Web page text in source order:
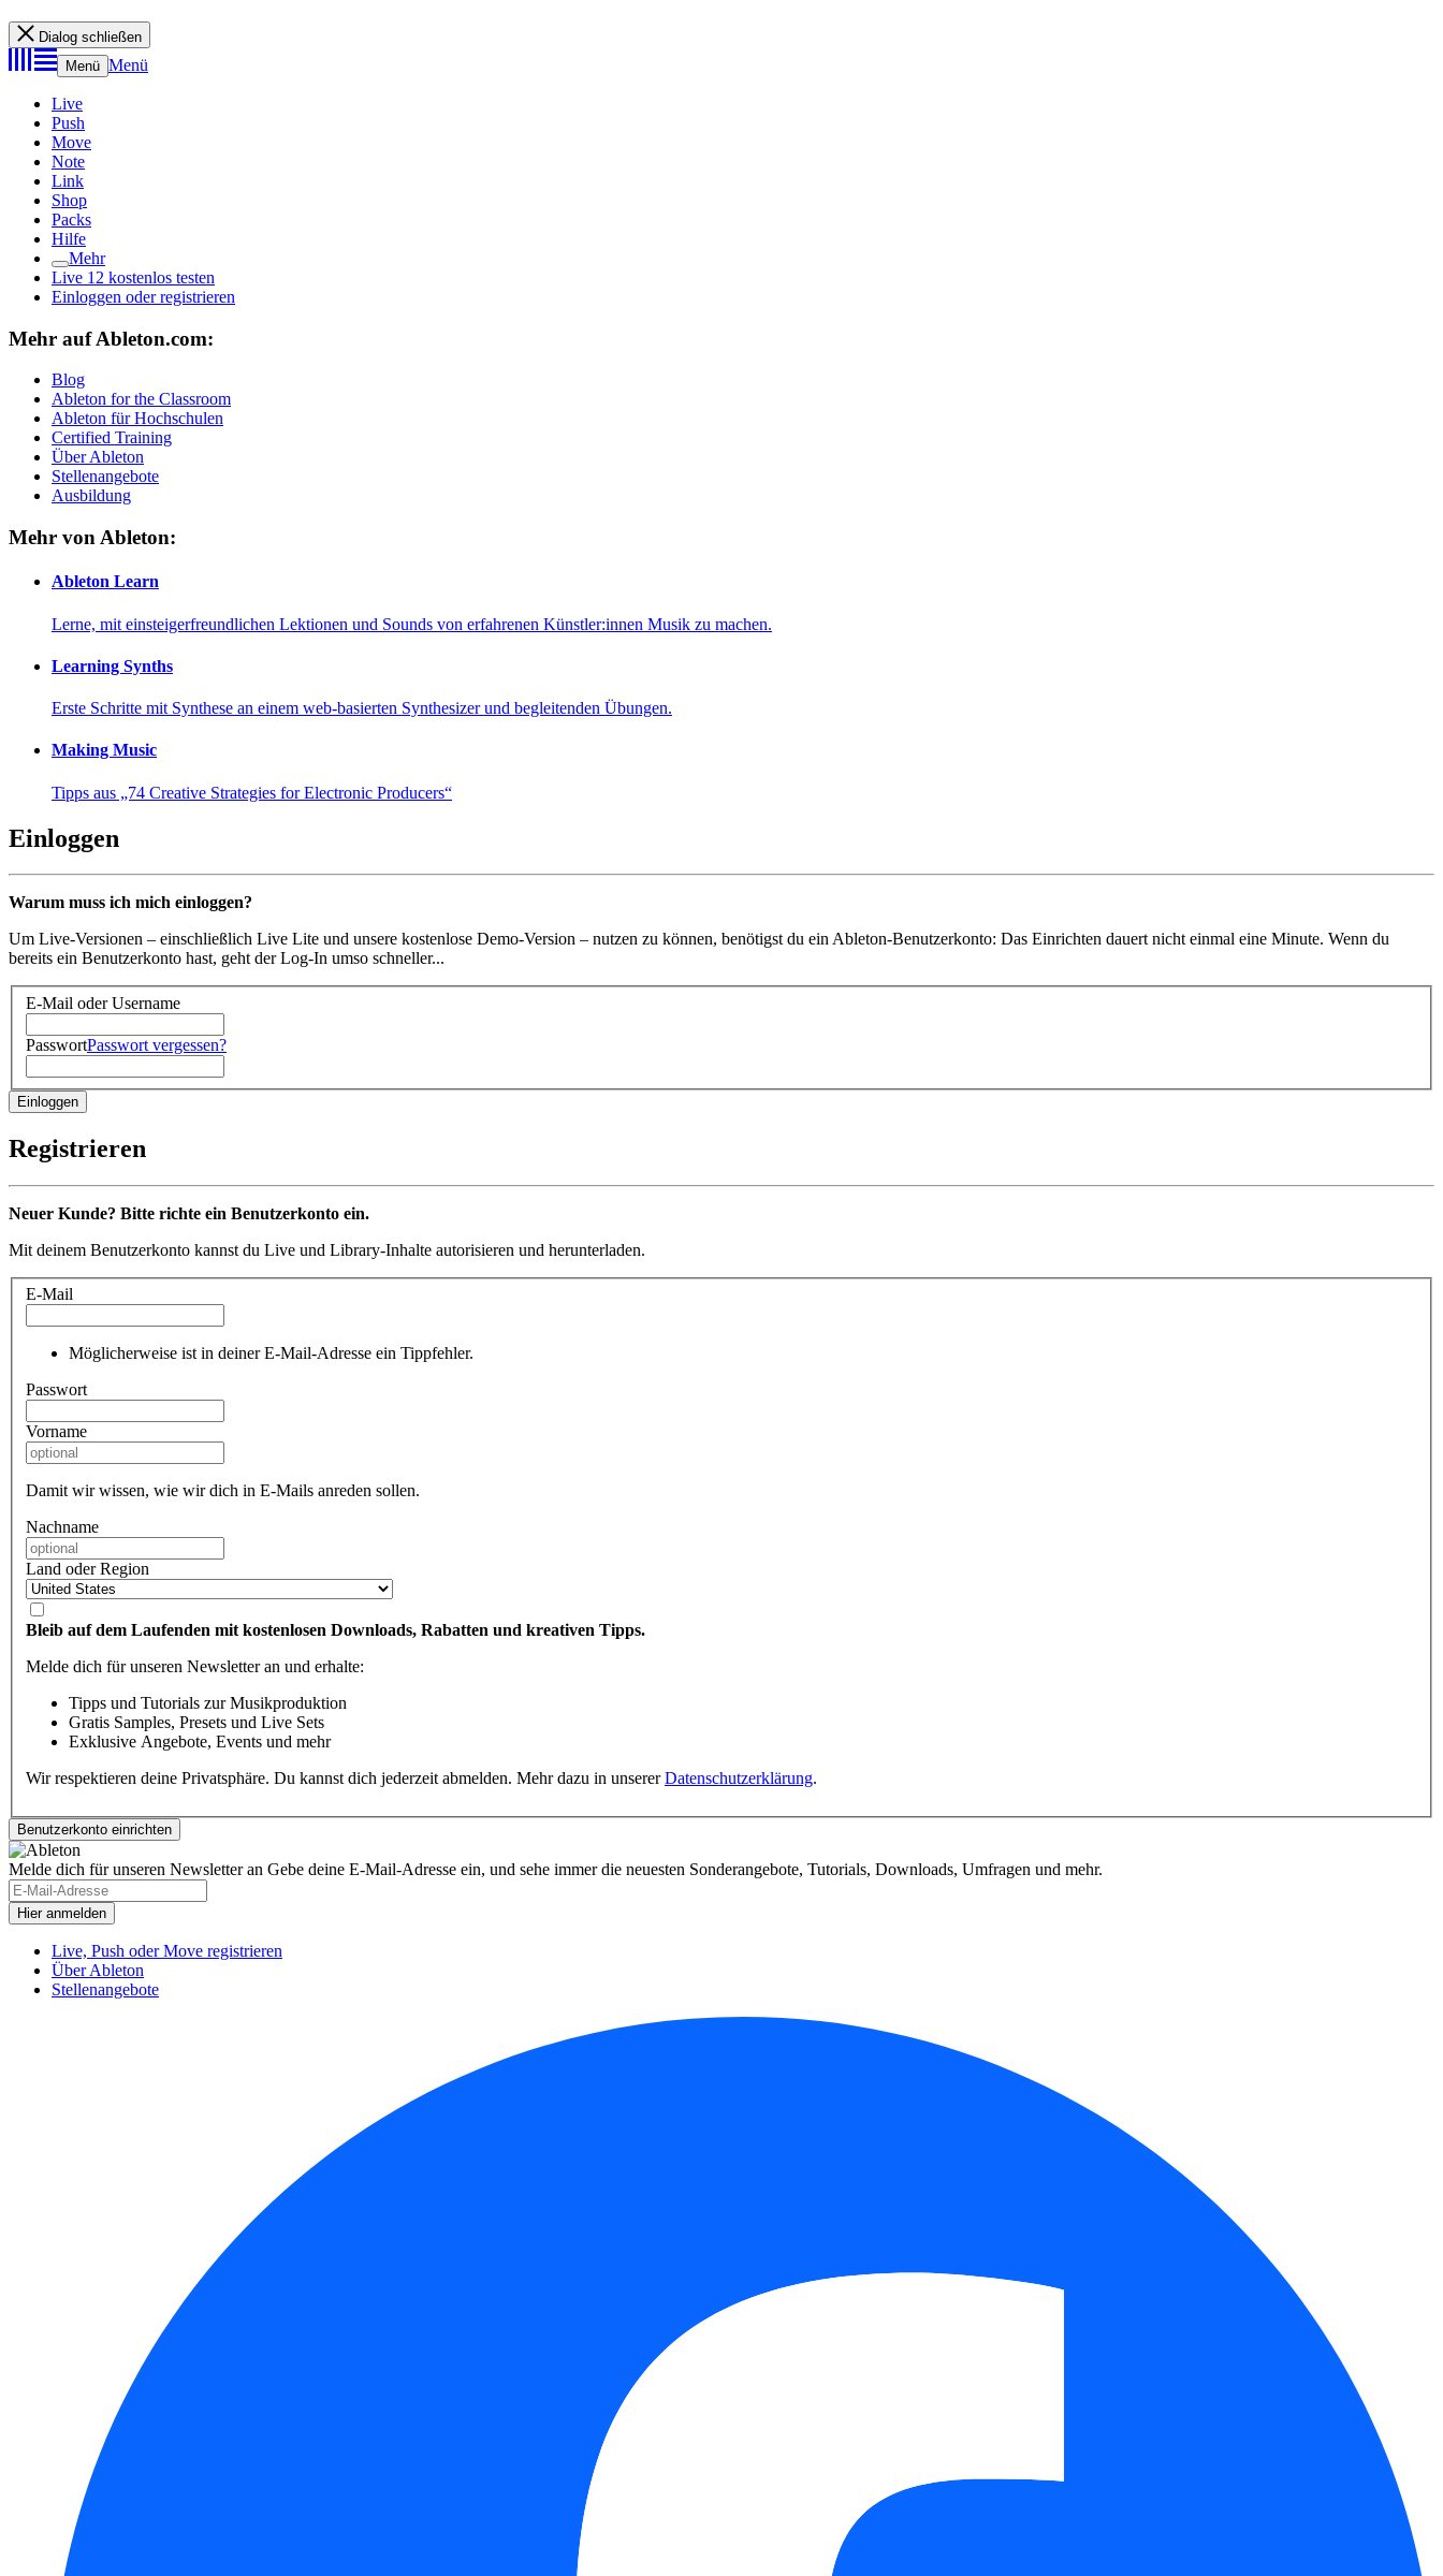
Dialog schließen
Menü Menü
Live
Push
Move
Note
Link
Shop
Packs
Hilfe
Mehr
Live 12 kostenlos testen
Einloggen oder registrieren
Mehr auf Ableton.com:
Blog
Ableton for the Classroom
Ableton für Hochschulen
Certified Training
Über Ableton
Stellenangebote
Ausbildung
Mehr von Ableton:
Ableton Learn
Lerne, mit einsteigerfreundlichen Lektionen und Sounds von erfahrenen Künstler:innen Musik zu machen.
Learning Synths
Erste Schritte mit Synthese an einem web-basierten Synthesizer und begleitenden Übungen.
Making Music
Tipps aus „74 Creative Strategies for Electronic Producers“
Einloggen
Warum muss ich mich einloggen?
Um Live-Versionen – einschließlich Live Lite und unsere kostenlose Demo-Version – nutzen zu können, benötigst du ein Ableton-Benutzerkonto: Das Einrichten dauert nicht einmal eine Minute. Wenn du
bereits ein Benutzerkonto hast, geht der Log-In umso schneller...
E-Mail oder Username
PasswortPasswort vergessen?
Registrieren
Neuer Kunde? Bitte richte ein Benutzerkonto ein.
Mit deinem Benutzerkonto kannst du Live und Library-Inhalte autorisieren und herunterladen.
E-Mail
Möglicherweise ist in deiner E-Mail-Adresse ein Tippfehler.
Passwort
Vorname
Damit wir wissen, wie wir dich in E-Mails anreden sollen.
Nachname
Land oder Region
Bleib auf dem Laufenden mit kostenlosen Downloads, Rabatten und kreativen Tipps.
Melde dich für unseren Newsletter an und erhalte:
Tipps und Tutorials zur Musikproduktion
Gratis Samples, Presets und Live Sets
Exklusive Angebote, Events und mehr
Wir respektieren deine Privatsphäre. Du kannst dich jederzeit abmelden. Mehr dazu in unsererDatenschutzerklärung.
Melde dich für unseren Newsletter an Gebe deine E-Mail-Adresse ein, und sehe immer die neuesten Sonderangebote, Tutorials, Downloads, Umfragen und mehr.
Live, Push oder Move registrieren
Über Ableton
Stellenangebote